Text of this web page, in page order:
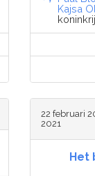
Kajsa
22 februari
2021
Het